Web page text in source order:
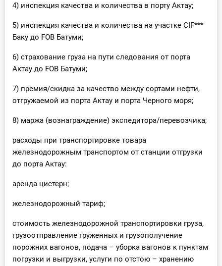
4) инспекция качества и количества в порту Актау;
5) инспекция качества и количества на участке CIF***
Баку до FOB Батуми;
6) страхование груза на пути следования от порта
Актау до FOB Батуми;
7) премия/скидка за качество между сортами нефти,
отгружаемой из порта Актау и порта Черного моря;
8) маржа (вознаграждение) экспедитора/перевозчика;
расходы при транспортировке товара
железнодорожным транспортом от станции отгрузки
до порта Актау:
аренда цистерн;
железнодорожный тариф;
стоимость железнодорожной транспортировки груза,
грузоотправление груженных и грузополучение
порожних вагонов, подача – уборка вагонов к пунктам
погрузки и выгрузки, услуги по отстою – хранению